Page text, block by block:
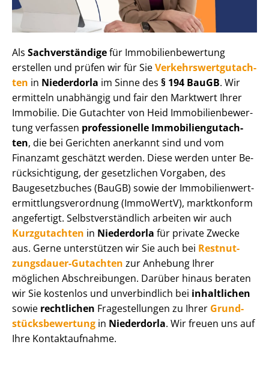
Als Sachverständigefür Im­mo­bi­li­en­be­wer­tung
erstellen und prüfen wir für SieVer­kehrs­wert­gut­ach­
ten in Niederdorla im Sinne des § 194 BauGB. Wir
ermitteln unabhängig und fair den Marktwert Ihrer
Immobilie. Die Gutachter von Heid Im­mo­bi­li­en­be­wer­
tung verfassen professionelle Im­mo­bi­li­en­gut­ach­
ten, die bei Gerichten anerkannt sind und vom
Finanzamt geschätzt werden. Diese werden unter Be­
rück­sich­ti­gung, der gesetzlichen Vorgaben, des
Baugesetzbuches (BauGB) sowie der Im­mo­bi­li­en­wert­
ermitt­lungs­ver­ord­nung (ImmoWertV), marktkonform
angefertigt. Selbst­ver­ständ­lich arbeiten wir auch
Kurzgutachten in Niederdorla für private Zwecke
aus. Gerne unterstützen wir Sie auch bei Rest­nut­
zungs­dau­er-Gutachten zur Anhebung Ihrer
möglichen Abschreibungen. Darüber hinaus beraten
wir Sie kostenlos und unverbindlich bei inhaltlichen
sowie rechtlichen Fragestellungen zu Ihrer Grund­
stücks­be­wer­tung in Niederdorla. Wir freuen uns auf
Ihre Kontaktaufnahme.